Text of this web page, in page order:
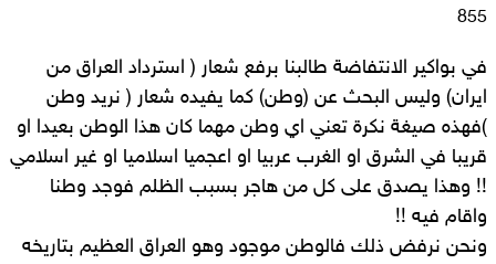
855
في بواكير الانتفاضة طالبنا برفع شعار ( استرداد العراق من
ايران) وليس البحث عن (وطن) كما يفيده شعار ( نريد وطن
)فهذه صيغة نكرة تعني اي وطن مهما كان هذا الوطن بعيدا او
قريبا في الشرق او الغرب عربيا او اعجميا اسلاميا او غير اسلامي
!! وهذا يصدق على كل من هاجر بسبب الظلم فوجد وطنا
واقام فيه !!
ونحن نرفض ذلك فالوطن موجود وهو العراق العظيم بتاريخه